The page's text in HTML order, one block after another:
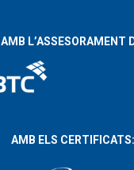
AMB L’ASSESORAMENT
AMB ELS CERTIFICATS: